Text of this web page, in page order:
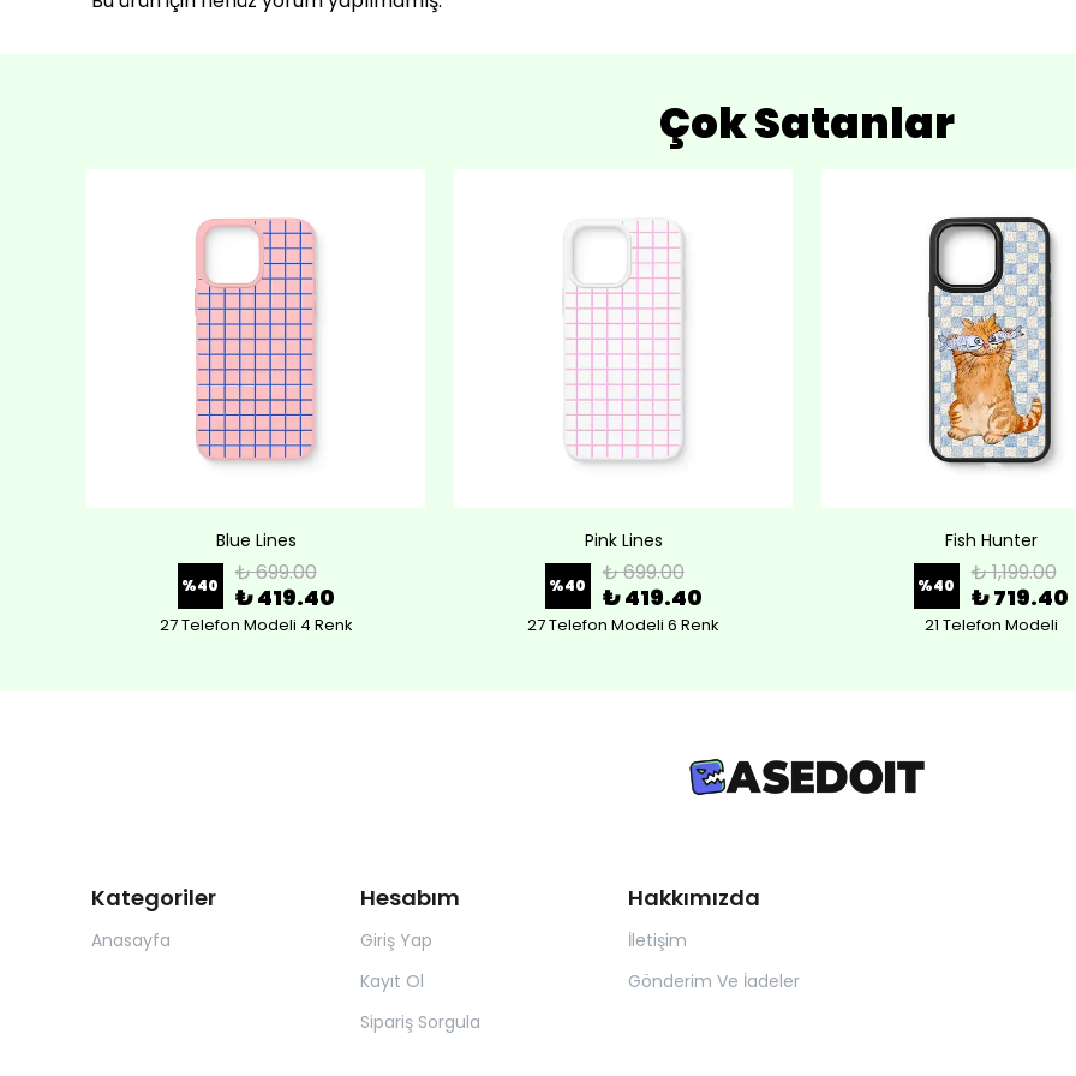
Çok Satanlar
Blue Lines
%40 ₺ 699.00
₺ 419.40
27 Telefon Modeli 4 Renk
Pink Lines
%40 ₺ 699.00
₺ 419.40
27 Telefon Modeli 6 Renk
Fish Hunter
%40 ₺ 1,199.00
₺ 719.40
21 Telefon Modeli
Kategoriler
Anasayfa
Hesabım
Giriş Yap
Kayıt Ol
Sipariş Sorgula
Hakkımızda
İletişim
Gönderim Ve İadeler